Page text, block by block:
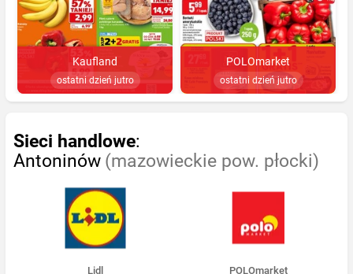
Kaufland
ostatni dzień jutro
POLOmarket
ostatni dzień jutro
Sieci handlowe:
Antoninów (mazowieckie pow. płocki)
Lidl POLOmarket